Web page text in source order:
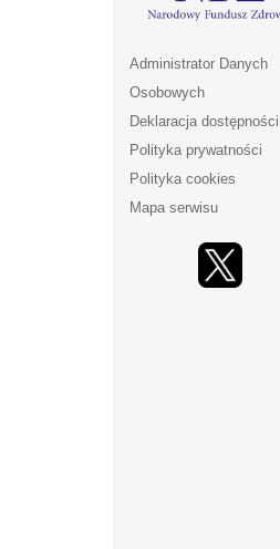
Administrator Danych
Osobowych
Deklaracja dostępności
Polityka prywatności
Polityka cookies
Mapa serwisu